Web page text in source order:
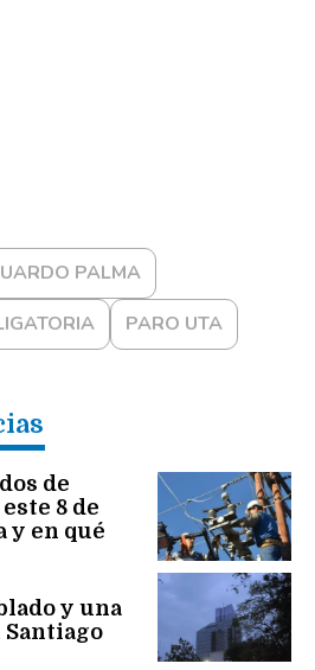
PALMA
PARO UTA
de
8 de
y en qué
y una
Santiago